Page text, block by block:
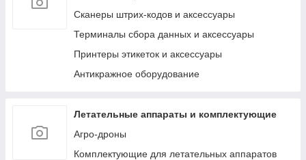
Надувные игрушки для плавания/катания
электрические и ножные)
Сканеры штрих-кодов и аксессуары
Терминалы сбора данных и аксессуары
Принтеры этикеток и аксессуары
Антикражное оборудование
Летательные аппараты и комплектующие
Агро-дроны
Комплектующие для летательных аппаратов